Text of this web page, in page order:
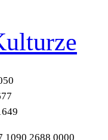
1090 2688 0000